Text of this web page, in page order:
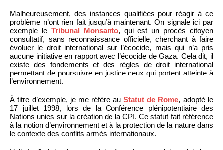
Malheureusement, des instances qualifiées pour réagir à ce
problème n’ont rien fait jusqu’à maintenant. On signale ici par
exemple le Tribunal Monsanto, qui est un procès citoyen
consultatif, sans reconnaissance officielle, cherchant à faire
évoluer le droit international sur l’écocide, mais qui n’a pris
aucune initiative en rapport avec l’écocide de Gaza. Cela dit, il
existe des fondements et des règles de droit international
permettant de poursuivre en justice ceux qui portent atteinte à
l’environnement.
À titre d’exemple, je me réfère au Statut de Rome, adopté le
17 juillet 1998, lors de la Conférence plénipotentiaire des
Nations unies sur la création de la CPI. Ce statut fait référence
à la notion d’environnement et à la protection de la nature dans
le contexte des conflits armés internationaux.